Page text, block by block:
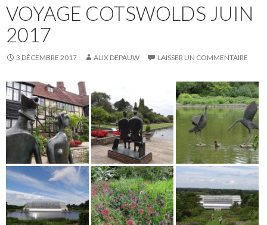
VOYAGE COTSWOLDS JUIN
2017
3 DÉCEMBRE 2017 ALIX DEPAUW LAISSER UN COMMENTAIRE